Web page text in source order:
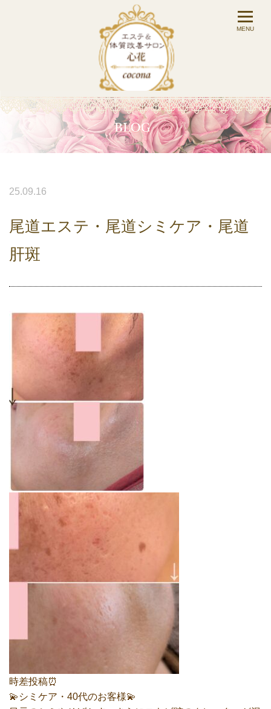
25.09.16
尾道エステ・尾道シミケア・尾道
肝斑
時差投稿⏰️
💫シミケア・40代のお客様💫